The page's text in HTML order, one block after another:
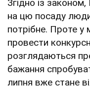
Згідно із
на цю посаду
потрібне. Проте у
провести
розглядаються
бажання
липня вже стане